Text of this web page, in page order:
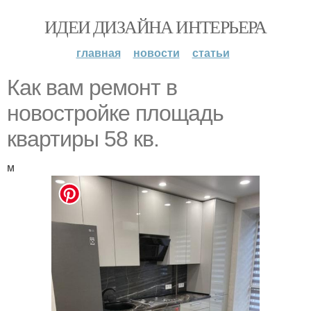
ИДЕИ ДИЗАЙНА ИНТЕРЬЕРА
главная новости статьи
Как вам ремонт в
новостройке площадь
квартиры 58 кв.
м